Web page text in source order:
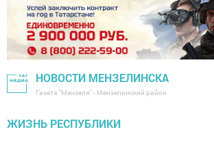
НОВОСТИ МЕНЗЕЛИНСКА
Газета "Мензеля" - Мензелинский район
ЖИЗНЬ РЕСПУБЛИКИ